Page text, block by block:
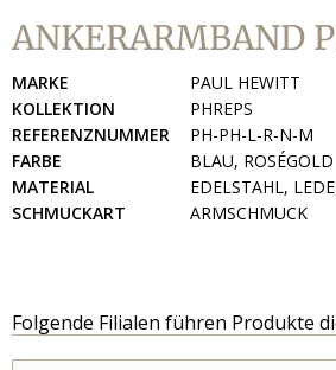
ANKERARMBAND
MARKE
PAUL HEWITT
KOLLEKTION
PHREPS
REFERENZNUMMER
PH-PH-L-R-N-M
FARBE
BLAU, ROSÉGOLD
MATERIAL
EDELSTAHL,
SCHMUCKART
ARMSCHMUCK
Folgende Filialen führen Produkte